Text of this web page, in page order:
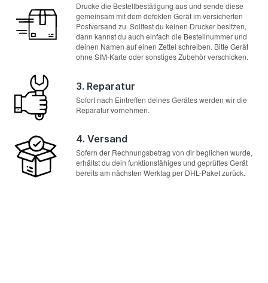
Drucke die Bestellbestätigung aus und sende diese
gemeinsam mit dem defekten Gerät im versicherten
Postversand zu. Solltest du keinen Drucker besitzen,
dann kannst du auch einfach die Bestellnummer und
deinen Namen auf einen Zettel schreiben. Bitte Gerät
ohne SIM-Karte oder sonstiges Zubehör verschicken.
3. Reparatur
Sofort nach Eintreffen deines Gerätes werden wir die
Reparatur vornehmen.
4. Versand
Sofern der Rechnungsbetrag von dir beglichen wurde,
erhältst du dein funktionsfähiges und geprüftes Gerät
bereits am nächsten Werktag per DHL-Paket zurück.